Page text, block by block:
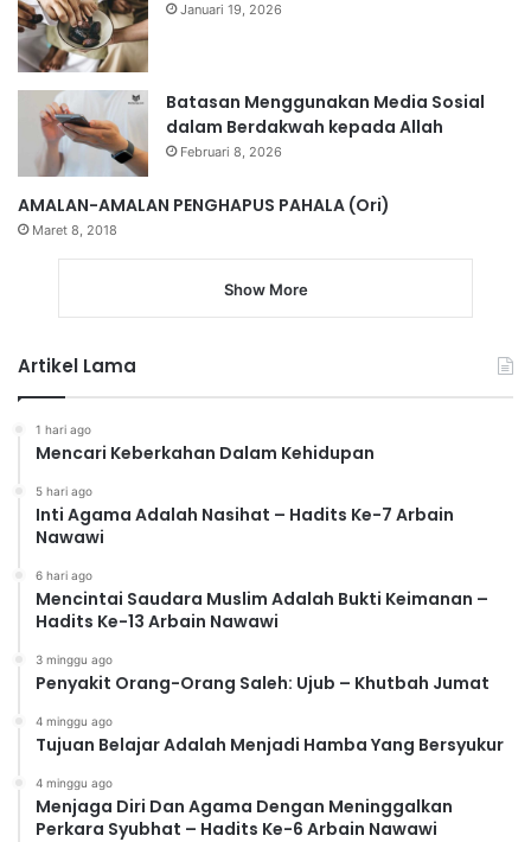
Januari 19, 2026
Batasan Menggunakan Media Sosial
dalam Berdakwah kepada Allah
Februari 8, 2026
AMALAN-AMALAN PENGHAPUS PAHALA (Ori)
Maret 8, 2018
Show More
Artikel Lama
1 hari ago
Mencari Keberkahan Dalam Kehidupan
5 hari ago
Inti Agama Adalah Nasihat – Hadits Ke-7 Arbain
Nawawi
6 hari ago
Mencintai Saudara Muslim Adalah Bukti Keimanan –
Hadits Ke-13 Arbain Nawawi
3 minggu ago
Penyakit Orang-Orang Saleh: Ujub – Khutbah Jumat
4 minggu ago
Tujuan Belajar Adalah Menjadi Hamba Yang Bersyukur
4 minggu ago
Menjaga Diri Dan Agama Dengan Meninggalkan
Perkara Syubhat – Hadits Ke-6 Arbain Nawawi